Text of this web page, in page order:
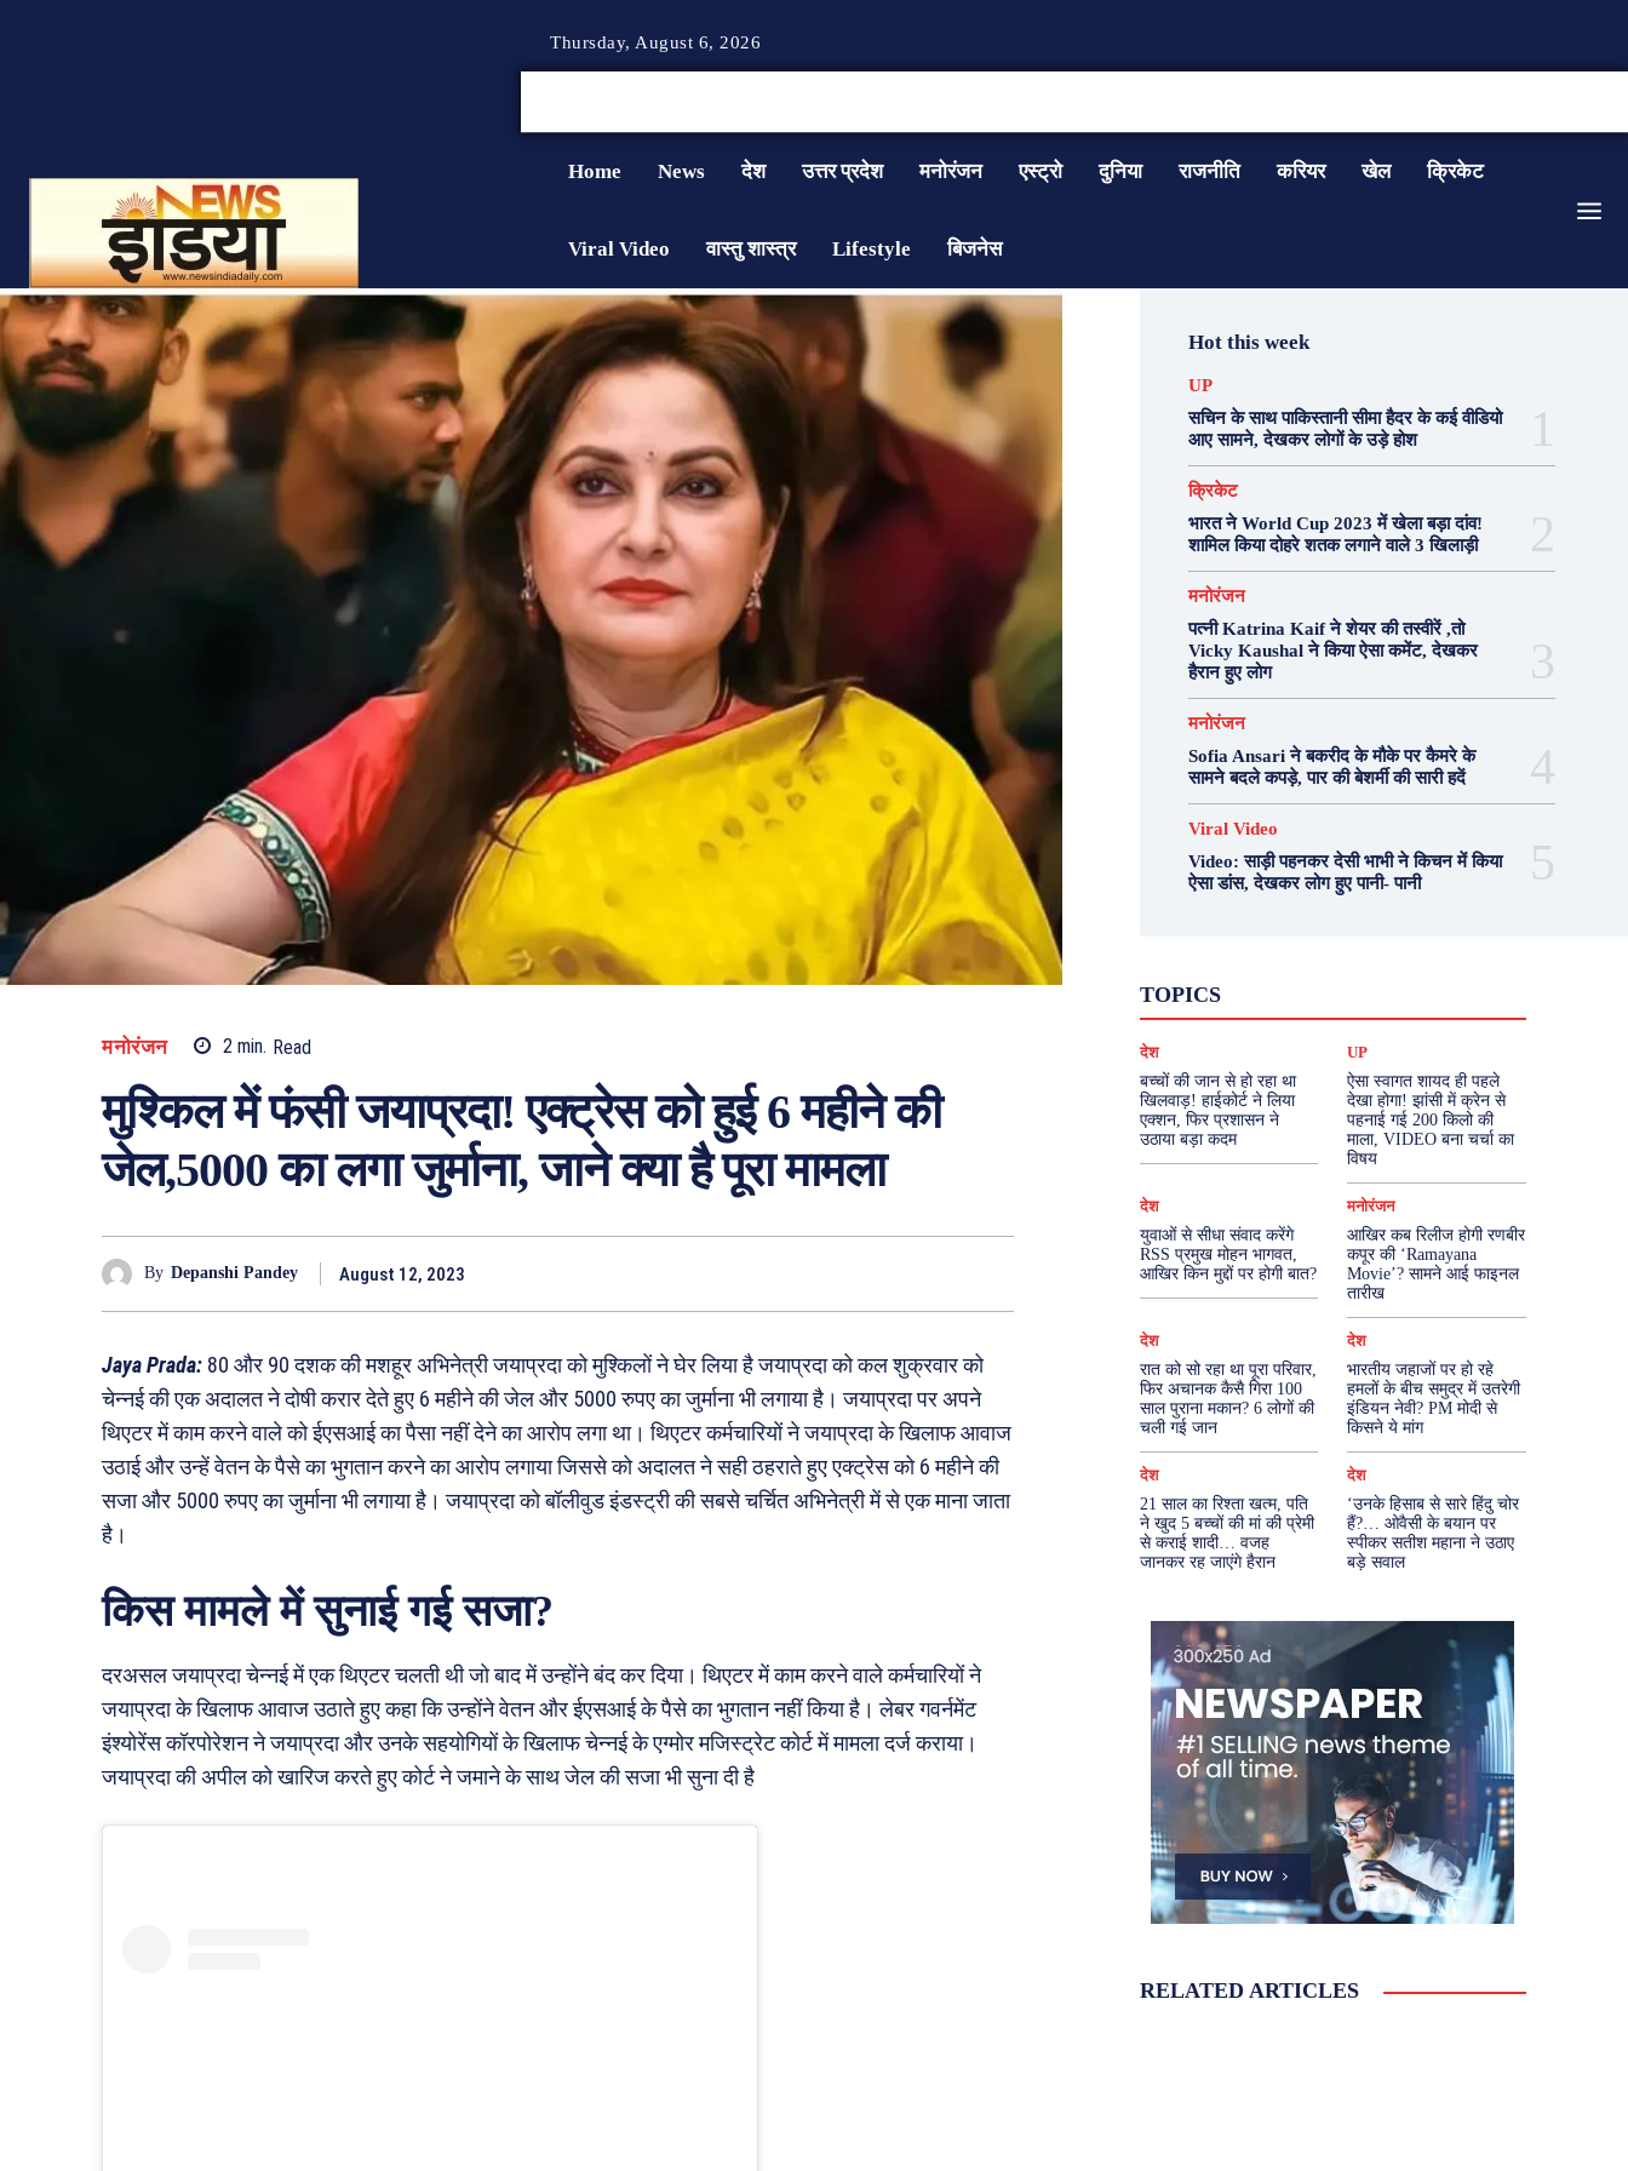
Thursday, August 6, 2026
Home News देश उत्तर प्रदेश मनोरंजन एस्ट्रो दुनिया राजनीति करियर खेल क्रिकेट
Viral Video वास्तु शास्त्र Lifestyle बिजनेस
मनोरंजन 2min. Read
मुश्किल में फंसी जयाप्रदा! एक्ट्रेस को हुई 6 महीने की
जेल,5000 का लगा जुर्माना, जाने क्या है पूरा मामला
By Depanshi Pandey August 12, 2023
Jaya Prada: 80 और 90 दशक की मशहूर अभिनेत्री जयाप्रदा को मुश्किलों ने घेर लिया है जयाप्रदा को कल शुक्रवार को
चेन्नई की एक अदालत ने दोषी करार देते हुए 6 महीने की जेल और 5000 रुपए का जुर्माना भी लगाया है। जयाप्रदा पर अपने
थिएटर में काम करने वाले को ईएसआई का पैसा नहीं देने का आरोप लगा था। थिएटर कर्मचारियों ने जयाप्रदा के खिलाफ आवाज
उठाई और उन्हें वेतन के पैसे का भुगतान करने का आरोप लगाया जिससे को अदालत ने सही ठहराते हुए एक्ट्रेस को 6 महीने की
सजा और 5000 रुपए का जुर्माना भी लगाया है। जयाप्रदा को बॉलीवुड इंडस्ट्री की सबसे चर्चित अभिनेत्री में से एक माना जाता
है।
किस मामले में सुनाई गई सजा?
दरअसल जयाप्रदा चेन्नई में एक थिएटर चलती थी जो बाद में उन्होंने बंद कर दिया। थिएटर में काम करने वाले कर्मचारियों ने
जयाप्रदा के खिलाफ आवाज उठाते हुए कहा कि उन्होंने वेतन और ईएसआई के पैसे का भुगतान नहीं किया है। लेबर गवर्नमेंट
इंश्योरेंस कॉरपोरेशन ने जयाप्रदा और उनके सहयोगियों के खिलाफ चेन्नई के एग्मोर मजिस्ट्रेट कोर्ट में मामला दर्ज कराया।
जयाप्रदा की अपील को खारिज करते हुए कोर्ट ने जमाने के साथ जेल की सजा भी सुना दी है ‌
Hot this week
UP
सचिन के साथ पाकिस्तानी सीमा हैदर के कई वीडियो
आए सामने, देखकर लोगों के उड़े होश
क्रिकेट
भारत ने World Cup 2023 में खेला बड़ा दांव!
शामिल किया दोहरे शतक लगाने वाले 3 खिलाड़ी
मनोरंजन
पत्नी Katrina Kaif ने शेयर की तस्वीरें ,तो
Vicky Kaushal ने किया ऐसा कमेंट, देखकर
हैरान हुए लोग
मनोरंजन
Sofia Ansari ने बकरीद के मौके पर कैमरे के
सामने बदले कपड़े, पार की बेशर्मी की सारी हदें
Viral Video
Video: साड़ी पहनकर देसी भाभी ने किचन में किया
ऐसा डांस, देखकर लोग हुए पानी- पानी
TOPICS
दुनिया
मनोरंजन
राजनीति वास्तु शास्त्र
More
देश
बच्चों की जान से हो रहा था
खिलवाड़! हाईकोर्ट ने लिया
एक्शन, फिर प्रशासन ने
उठाया बड़ा कदम
UP
ऐसा स्वागत शायद ही पहले
देखा होगा! झांसी में क्रेन से
पहनाई गई 200 किलो की
माला, VIDEO बना चर्चा का
विषय
देश
युवाओं से सीधा संवाद करेंगे
RSS प्रमुख मोहन भागवत,
आखिर किन मुद्दों पर होगी बात?
मनोरंजन
आखिर कब रिलीज होगी रणबीर
कपूर की ‘Ramayana
Movie’? सामने आई फाइनल
तारीख
देश
रात को सो रहा था पूरा परिवार,
फिर अचानक कैसै गिरा 100
साल पुराना मकान? 6 लोगों की
चली गई जान
देश
भारतीय जहाजों पर हो रहे
हमलों के बीच समुद्र में उतरेगी
इंडियन नेवी? PM मोदी से
किसने ये मांग
देश
21 साल का रिश्ता खत्म, पति
ने खुद 5 बच्चों की मां की प्रेमी
से कराई शादी… वजह
जानकर रह जाएंगे हैरान
देश
‘उनके हिसाब से सारे हिंदु चोर
हैं?… ओवैसी के बयान पर
स्पीकर सतीश महाना ने उठाए
बड़े सवाल
RELATED ARTICLES